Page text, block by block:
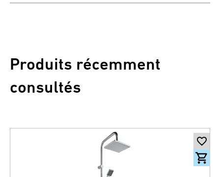
Produits récemment
consultés